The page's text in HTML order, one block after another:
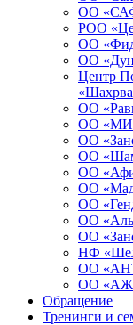
ОО
РОО
ОО
ОО
Центр
ОО
ОО
ОО
ОО
ОО
ОО
ОО
ОО
ОО
НФ
ОО
ОО
Обращение
Тренинги и